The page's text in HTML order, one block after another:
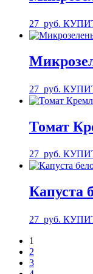
27 руб.
27 руб.
Томат
27 руб.
Капуста
27 руб.
1
2
3